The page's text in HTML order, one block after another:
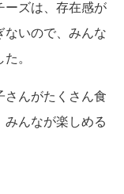
ーズは、存在感が
ないので、みんな
。
さんがたくさん食
みんなが楽しめる